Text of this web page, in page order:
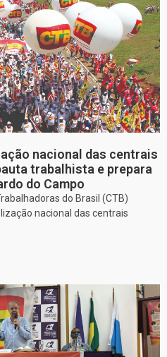
nacional das centrais
trabalhista e prepara
do Campo
do Brasil (CTB)
nacional das centrais